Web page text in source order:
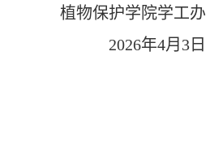
植物保护学院学工办
2026年4月 3 日